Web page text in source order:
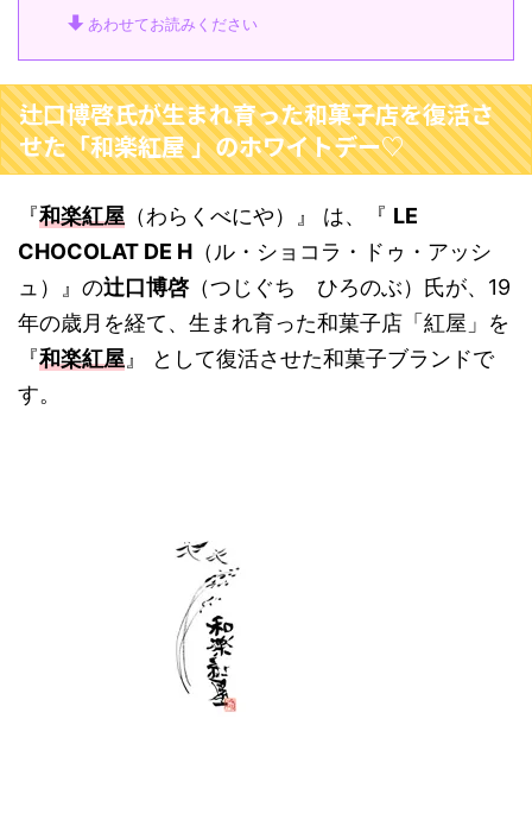
あわせてお読みください
辻口博啓氏が生まれ育った和菓子店を復活さ
せた「和楽紅屋 」のホワイトデー♡
『和楽紅屋 （わらくべにや）』 は、『 LE
CHOCOLAT DE H （ル・ショコラ・ドゥ・アッシ
ュ）』の辻口博啓（つじぐち ひろのぶ）氏が、19
年の歳月を経て、生まれ育った和菓子店「紅屋」を
『和楽紅屋 』 として復活させた和菓子ブランドで
す。